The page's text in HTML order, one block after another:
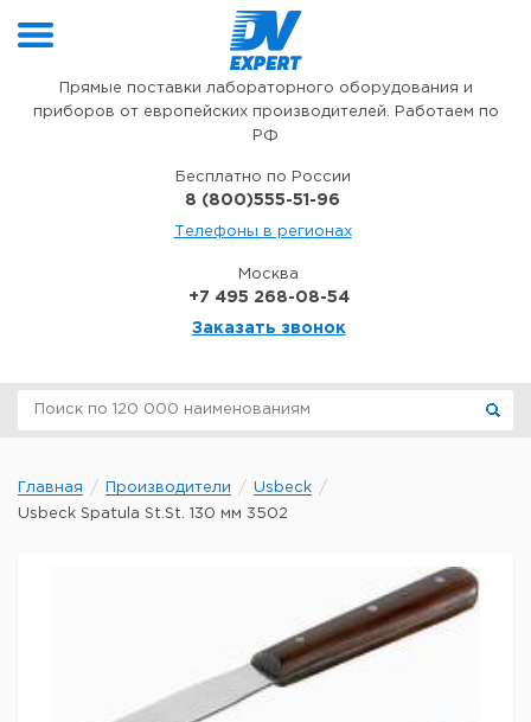
Прямые поставки лабораторного оборудования и
приборов от европейских производителей. Работаем по
РФ
Бесплатно по России
8 (800)555-51-96
Телефоны в регионах
Москва
+7 495 268-08-54
Заказать звонок
Главная Производители
Usbeck
Usbeck Spatula St.St. 130 мм 3502